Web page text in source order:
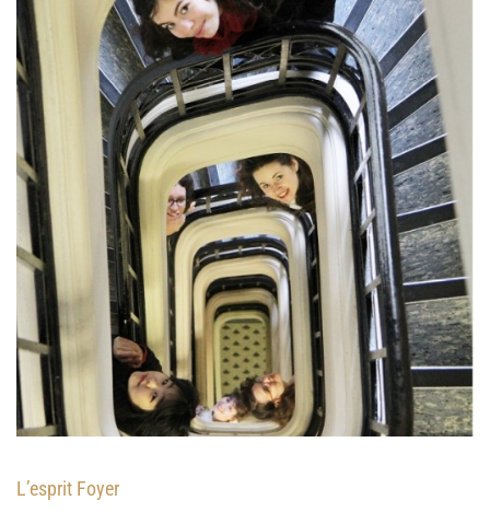
L’esprit Foyer